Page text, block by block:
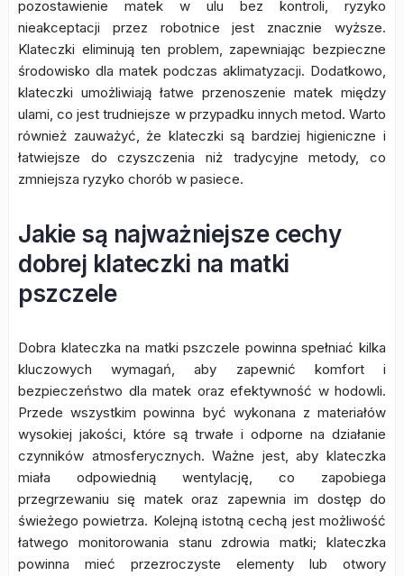
pozostawienie matek w ulu bez kontroli, ryzyko
nieakceptacji przez robotnice jest znacznie wyższe.
Klateczki eliminują ten problem, zapewniając bezpieczne
środowisko dla matek podczas aklimatyzacji. Dodatkowo,
klateczki umożliwiają łatwe przenoszenie matek między
ulami, co jest trudniejsze w przypadku innych metod. Warto
również zauważyć, że klateczki są bardziej higieniczne i
łatwiejsze do czyszczenia niż tradycyjne metody, co
zmniejsza ryzyko chorób w pasiece.
Jakie są najważniejsze cechy
dobrej klateczki na matki
pszczele
Dobra klateczka na matki pszczele powinna spełniać kilka
kluczowych wymagań, aby zapewnić komfort i
bezpieczeństwo dla matek oraz efektywność w hodowli.
Przede wszystkim powinna być wykonana z materiałów
wysokiej jakości, które są trwałe i odporne na działanie
czynników atmosferycznych. Ważne jest, aby klateczka
miała odpowiednią wentylację, co zapobiega
przegrzewaniu się matek oraz zapewnia im dostęp do
świeżego powietrza. Kolejną istotną cechą jest możliwość
łatwego monitorowania stanu zdrowia matki; klateczka
powinna mieć przezroczyste elementy lub otwory